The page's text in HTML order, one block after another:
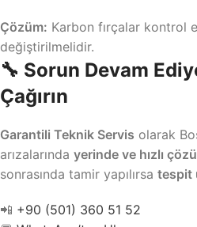
Çözüm: Karbon fırçalar kontrol
değiştirilmelidir.
🔧 Sorun Devam
Çağırın
Garantili Teknik Servis olarak
arızalarında yerinde ve hızlı
sonrasında tamir yapılırsa tespit
📲 +90 (501) 360 51 52